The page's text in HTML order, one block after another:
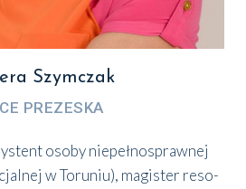
Szymczak
PRE­ZE­SKA
oso­by nie­peł­no­spraw­nej
w Toru­niu), magi­ster reso­